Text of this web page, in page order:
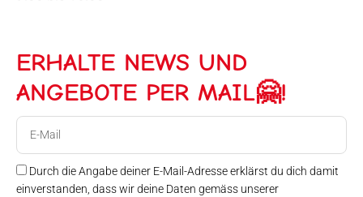
ERHALTE NEWS UND
ANGEBOTE PER MAIL🤗!
Durch die Angabe deiner E-Mail-Adresse erklärst du dich damit
einverstanden, dass wir deine Daten gemäss unserer